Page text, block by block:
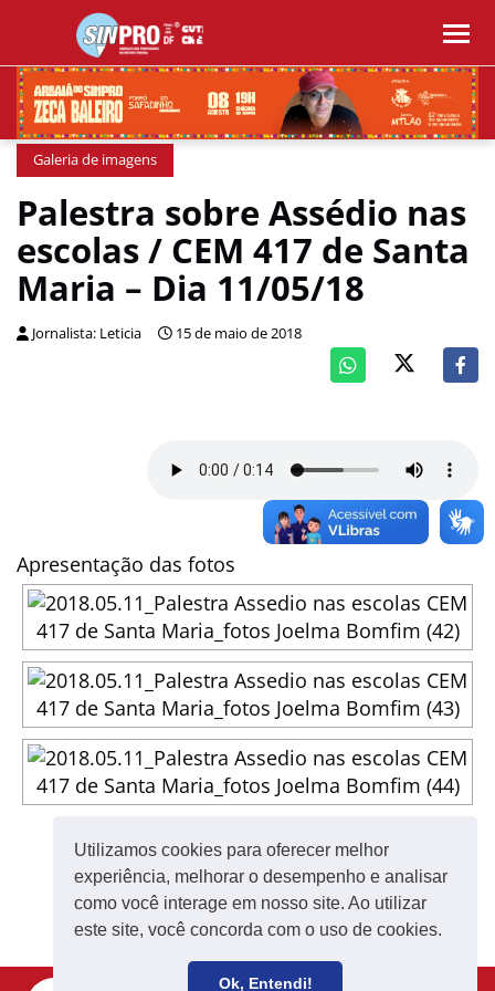
Utilizamos cookies para oferecer melhor
experiência, melhorar o desempenho e analisar
como você interage em nosso site. Ao utilizar
este site, você concorda com o uso de cookies.
Ok, Entendi!
Galeria de imagens
Palestra sobre Assédio nas
escolas / CEM 417 de Santa
Maria – Dia 11/05/18
Jornalista: Leticia 15 de maio de 2018
Apresentação das fotos
◄ 1 2 3